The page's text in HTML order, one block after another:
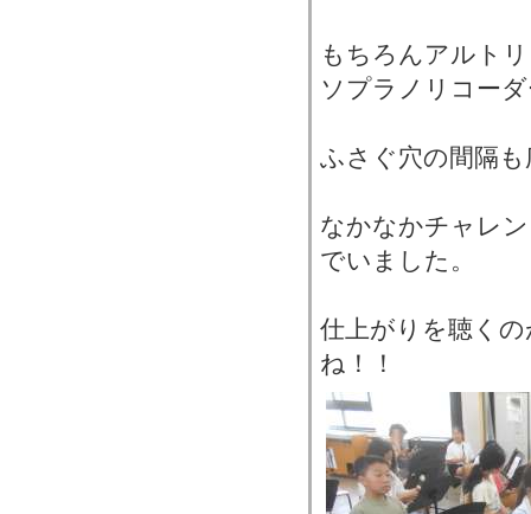
もちろんアルト
ソプラノリコー
ふさぐ穴の間隔
なかなかチャレ
でいました。
仕上がりを聴く
ね！！